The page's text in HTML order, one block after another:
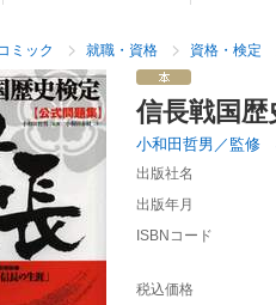
ミック 就職・資格 資格・検定
信長戦国歴
小和田哲男／監修
出版社名
出版年月
ISBNコード
税込価格